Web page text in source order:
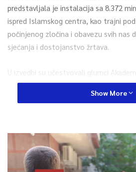
predstavljala je instalacija sa 8.372
ispred Islamskog centra, kao trajni
počinjenog zločina i obavezu svih nas
sjećanja i dostojanstvo žrtava.
U izvedbi su učestvovali glumci
Univerziteta u Tuzli, članovi Hora
brojni volonteri i saradnici koji su
Performans je realizovan u organizaciji
adresa“ Srebrenica, uz podršku
Hrvatskoj, Univerziteta u Tuzli i
Show More